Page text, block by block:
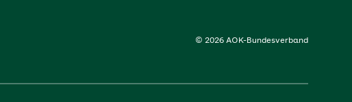
© 2026 AOK-Bundesverband